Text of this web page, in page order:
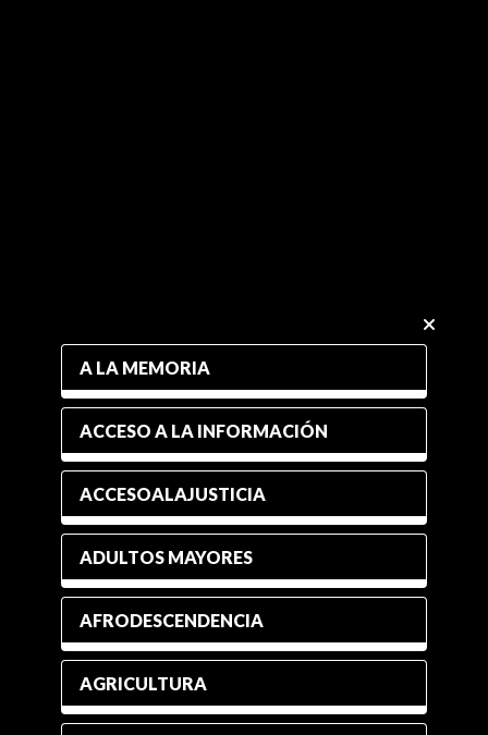
A LA MEMORIA
ACCESO A LA INFORMACIÓN
ACCESOALAJUSTICIA
ADULTOS MAYORES
AFRODESCENDENCIA
AGRICULTURA